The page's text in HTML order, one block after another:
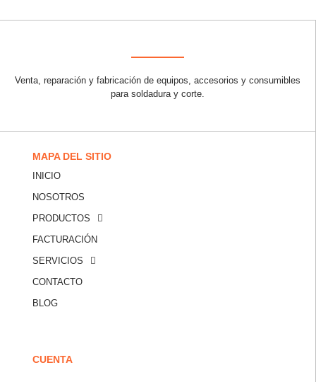
Venta, reparación y fabricación de equipos, accesorios y consumibles
para soldadura y corte.
MAPA DEL SITIO
INICIO
NOSOTROS
PRODUCTOS
FACTURACIÓN
SERVICIOS
CONTACTO
BLOG
CUENTA